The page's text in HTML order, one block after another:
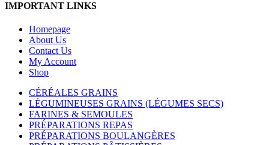
IMPORTANT LINKS
Homepage
About Us
Contact Us
My Account
Shop
CÉRÉALES GRAINS
LÉGUMINEUSES GRAINS (LÉGUMES SECS)
FARINES & SEMOULES
PRÉPARATIONS REPAS
PRÉPARATIONS BOULANGÈRES